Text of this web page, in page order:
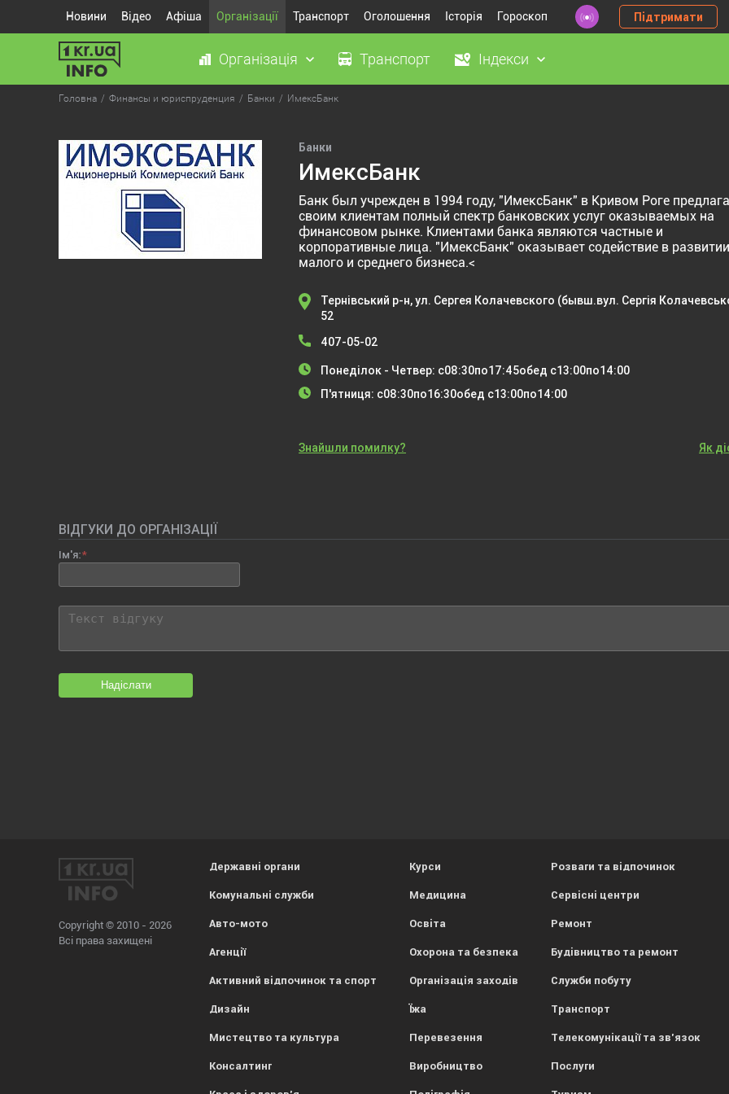
Новини Відео Афіша Організації Транспорт Оголошення Історія Гороскоп Підтримати
Організація Транспорт Індекси
Головна Финансы и юриспруденция Банки ИмексБанк
Банки
ИмексБанк
Банк был учрежден в 1994 году, "ИмексБанк" в Кривом Роге
своим клиентам полный спектр банковских услуг оказываемых на
финансовом рынке. Клиентами банка являются частные и
корпоративные лица. "ИмексБанк" оказывает содействие в развитии
малого и среднего бизнеса.<
Тернівський р-н, ул. Сергея Колачевского (бывш.вул. Сергія
52
407-05-02
Понеділок - Четвер: с08:30по17:45обед с13:00по14:00
П'ятниця: с08:30по16:30обед с13:00по14:00
Знайшли помилку? Як
ВІДГУКИ ДО ОРГАНІЗАЦІЇ
Ім'я:
Надіслати
Copyright © 2010 - 2026
Всі права захищені
Державні органи
Комунальні служби
Авто-мото
Агенції
Активний відпочинок та спорт
Дизайн
Мистецтво та культура
Консалтинг
Курси
Медицина
Освіта
Охорона та безпека
Організація заходів
Їжа
Перевезення
Виробництво
Розваги та відпочинок
Сервісні центри
Ремонт
Будівництво та ремонт
Служби побуту
Транспорт
Телекомунікації та зв'язок
Послуги